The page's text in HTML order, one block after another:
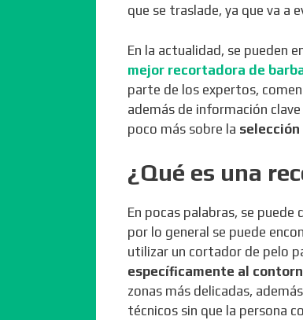
que se traslade, ya que va a
En la actualidad, se pueden
mejor recortadora de
parte de los expertos,
además de información
poco más sobre la
¿Qué es una
En pocas palabras, se
por lo general se puede
utilizar un cortador de pelo
específicamente al
zonas más delicadas,
técnicos sin que la persona